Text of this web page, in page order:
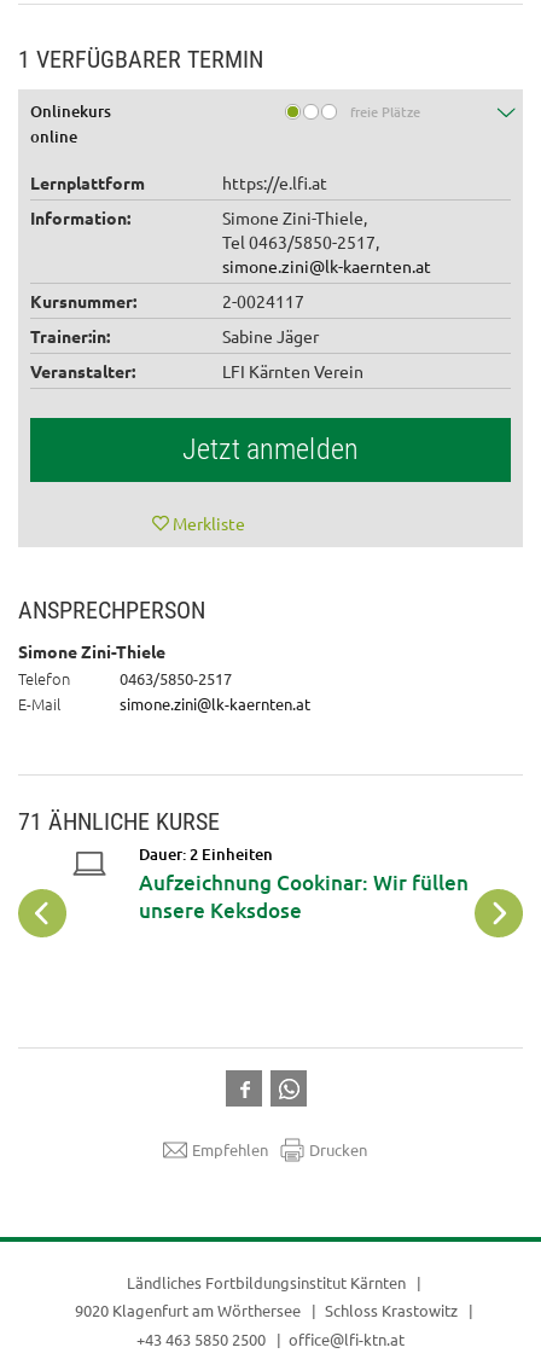
1 VERFÜGBARER TERMIN
Onlinekurs freie Plätze
online
Lernplattform
https://e.lfi.at
Information:
Simone Zini-Thiele,
Tel 0463/5850-2517,
simone.zini@lk-kaernten.at
Kursnummer:
2-0024117
Trainer:in:
Sabine Jäger
Veranstalter:
LFI Kärnten Verein
Jetzt anmelden
Merkliste
ANSPRECHPERSON
Simone Zini-Thiele
Telefon 0463/5850-2517
E-Mail simone.zini@lk-kaernten.at
71 ÄHNLICHE KURSE
Dauer: 2 Einheiten
Aufzeichnung Cookinar: Wir füllen
unsere Keksdose
Empfehlen Drucken
Ländliches Fortbildungsinstitut Kärnten
9020 Klagenfurt am Wörthersee
Schloss Krastowitz
+43 463 5850 2500
office@lfi-ktn.at